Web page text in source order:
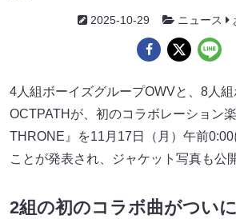
2025-10-29 ニュース
4人組ボーイズグループOWVと、8人
OCTPATHが、初のコラボレーション
THRONE』を11月17日（月）午前
ことが発表され、ジャケット写真も公
2組の初のコラボ曲がついに